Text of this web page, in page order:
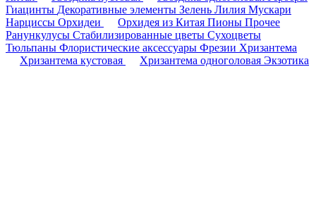
Гиацинты Декоративные элементы Зелень Лилия Мускари
Нарциссы Орхидеи Орхидея из Китая Пионы Прочее
Ранункулусы Стабилизированные цветы Сухоцветы
Тюльпаны Флористические аксессуары Фрезии Хризантема
Хризантема кустовая
Хризантема одноголовая Экзотика